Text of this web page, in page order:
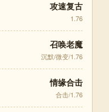
攻速复古
1.76
召唤老魔
沉默/微变/1.76
情缘合击
合击/1.76